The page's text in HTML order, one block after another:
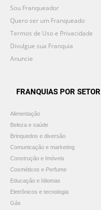
Sou Franqueador
Quero ser um Franqueado
Termos de Uso e Privacidade
Divulgue sua Franquia
Anuncie
FRANQUIAS POR SETOR
Alimentação
Beleza e saúde
Brinquedos e diversão
Comunicação e marketing
Construção e Imóveis
Cosméticos e Perfume
Educação e Idiomas
Eletrônicos e tecnologia
Gás